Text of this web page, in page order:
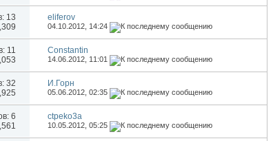
13
eliferov
04.10.2012, 14:24
11
Constantin
14.06.2012, 11:01
32
И.Горн
05.06.2012,02:35
6
ctpeko3a
10.05.2012,05:25